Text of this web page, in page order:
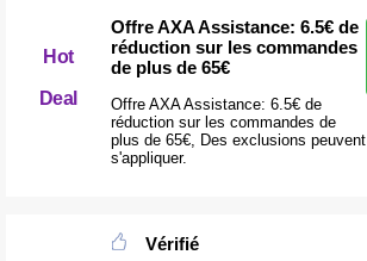
Hot
Deal
Offre AXA Assistance: 6.5€ de
réduction sur les commandes
de plus de 65€
Offre AXA Assistance: 6.5€ de
réduction sur les commandes de
plus de 65€, Des exclusions peuvent
s'appliquer.
Vérifié